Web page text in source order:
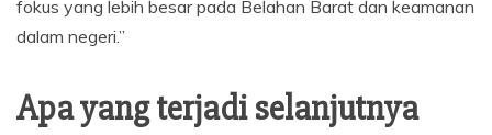
fokus yang lebih besar pada Belahan Barat dan keamanan
dalam negeri.”
Apa yang terjadi selanjutnya